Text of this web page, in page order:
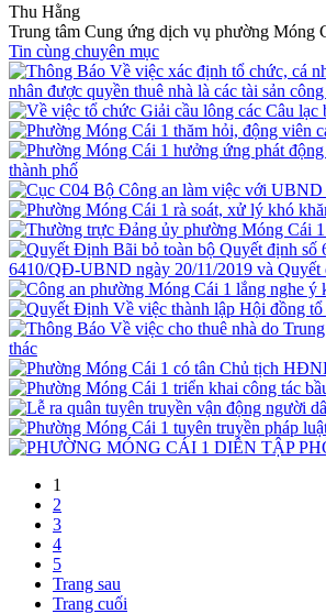
Thu Hằng
Trung tâm Cung ứng dịch vụ phường Móng
Tin cùng chuyên mục
nhân được quyền thuê nhà là các tài sản
thành phố
6410/QĐ-UBND ngày 20/11/2019 và
thác
1
2
3
4
5
Trang sau
Trang cuối